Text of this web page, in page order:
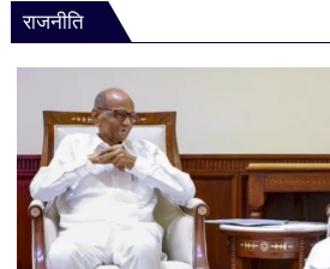
राजनीति